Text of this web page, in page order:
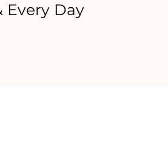
Every Day